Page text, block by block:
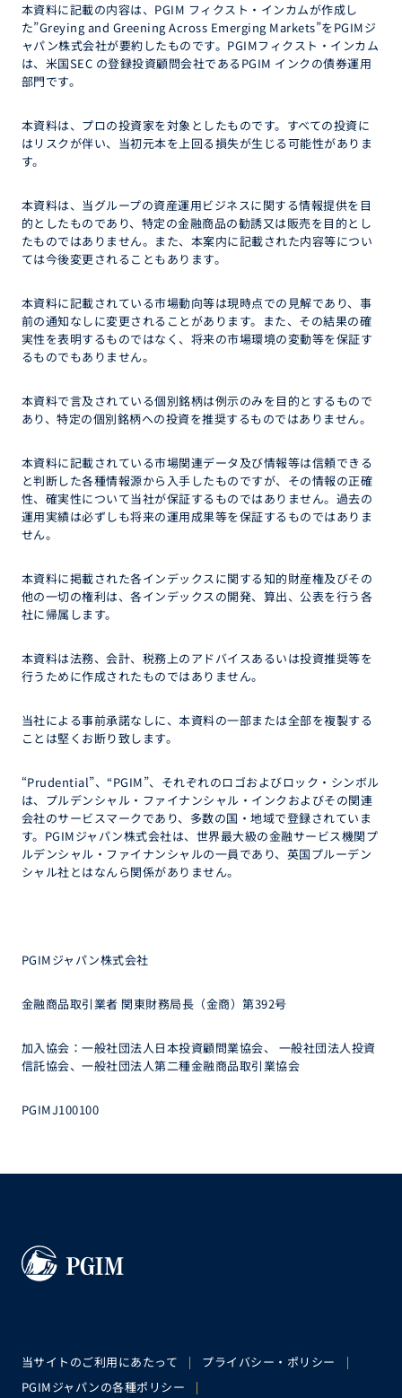
本資料に記載の内容は、PGIM フィクスト・インカムが作成し
た”Greying and Greening Across Emerging Markets”をPGIMジ
ャパン株式会社が要約したものです。PGIMフィクスト・インカム
は、米国SEC の登録投資顧問会社であるPGIM インクの債券運用
部門です。
本資料は、プロの投資家を対象としたものです。すべての投資に
はリスクが伴い、当初元本を上回る損失が生じる可能性がありま
す。
本資料は、当グループの資産運用ビジネスに関する情報提供を目
的としたものであり、特定の金融商品の勧誘又は販売を目的とし
たものではありません。また、本案内に記載された内容等につい
ては今後変更されることもあります。
本資料に記載されている市場動向等は現時点での見解であり、事
前の通知なしに変更されることがあります。また、その結果の確
実性を表明するものではなく、将来の市場環境の変動等を保証す
るものでもありません。
本資料で言及されている個別銘柄は例示のみを目的とするもので
あり、特定の個別銘柄への投資を推奨するものではありません。
本資料に記載されている市場関連データ及び情報等は信頼できる
と判断した各種情報源から入手したものですが、その情報の正確
性、確実性について当社が保証するものではありません。過去の
運用実績は必ずしも将来の運用成果等を保証するものではありま
せん。
本資料に掲載された各インデックスに関する知的財産権及びその
他の一切の権利は、各インデックスの開発、算出、公表を行う各
社に帰属します。
本資料は法務、会計、税務上のアドバイスあるいは投資推奨等を
行うために作成されたものではありません。
当社による事前承諾なしに、本資料の一部または全部を複製する
ことは堅くお断り致します。
“Prudential”、“PGIM”、それぞれのロゴおよびロック・シンボル
は、プルデンシャル・ファイナンシャル・インクおよびその関連
会社のサービスマークであり、多数の国・地域で登録されていま
す。PGIMジャパン株式会社は、世界最大級の金融サービス機関プ
ルデンシャル・ファイナンシャルの一員であり、英国プルーデン
シャル社とはなんら関係がありません。
PGIMジャパン株式会社
金融商品取引業者 関東財務局長（金商）第392号
加入協会：一般社団法人日本投資顧問業協会、 一般社団法人投資
信託協会、一般社団法人第二種金融商品取引業協会
PGIMJ100100
当サイトのご利用にあたって
プライバシー・ポリシー
PGIMジャパンの各種ポリシー